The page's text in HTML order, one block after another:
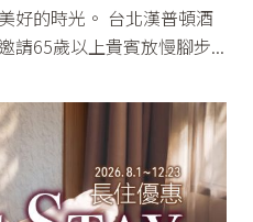
好的時光。 台北漢普頓酒
請65歲以上貴賓放慢腳步...